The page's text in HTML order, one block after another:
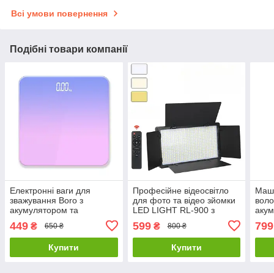
Всі умови повернення
Подібні товари компанії
Електронні ваги для
зважування Boro з
акумулятором та
180 кг
449 ₴ 650 ₴
Купити
Професійне відеосвітло
для фото та відео зйомки
LED LIGHT RL-900 з
599₴ 800 ₴
Купити
799